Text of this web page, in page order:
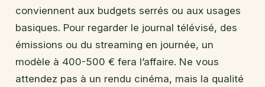
conviennent aux budgets serrés ou aux usages
basiques. Pour regarder le journal télévisé, des
émissions ou du streaming en journée, un
modèle à 400-500 € fera l’affaire. Ne vous
attendez pas à un rendu cinéma, mais la qualité